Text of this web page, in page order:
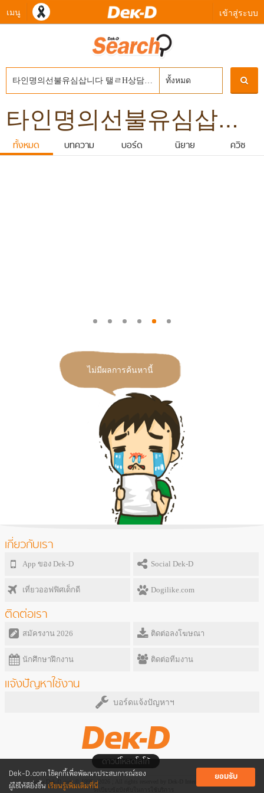
เมนู เข้าสู่ระบบ
Dek-D.com ใช้คุกกี้เพื่อพัฒนาประสบการณ์ของ
ผู้ใช้ให้ดียิ่งขึ้น เรียนรู้เพิ่มเติมที่นี่
ยอมรับ
ทั้งหมด
타인명의선불유심삽니다 탤ㄹH상담 banonpi 내구제작업대출당일급전 바넌피선불유심내구제 당일급전대출 보령시신불자소액대출가능한곳
ทั้งหมด บทความ บอร์ด นิยาย ควิซ
ไม่มีผลการค้นหานี้
เกี่ยวกับเรา
App ของ Dek-D Social Dek-D
เที่ยวออฟฟิศเด็กดี Dogilike.com
ติดต่อเรา
สมัครงาน 2026 ติดต่อลงโฆษณา
นักศึกษาฝึกงาน ติดต่อทีมงาน
แจ้งปัญหาใช้งาน
บอร์ดแจ้งปัญหาฯ
ดาวน์โหลดโลโก้
www.Dek-D.com © 1999 - 2026 ; All rights reserved by Dek-D Interactive Co.,Ltd.
ระเบียบข้อบังคับในการใช้บริการ